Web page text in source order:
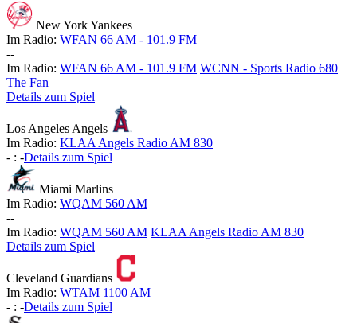
New York Yankees
Im Radio: WFAN 66 AM - 101.9 FM
--
Im Radio: WFAN 66 AM - 101.9 FM WCNN - Sports Radio 680
The Fan
Details zum Spiel
Los Angeles Angels
Im Radio: KLAA Angels Radio AM 830
- : -Details zum Spiel
Miami Marlins
Im Radio: WQAM 560 AM
--
Im Radio: WQAM 560 AM KLAA Angels Radio AM 830
Details zum Spiel
Cleveland Guardians
Im Radio: WTAM 1100 AM
- : -Details zum Spiel